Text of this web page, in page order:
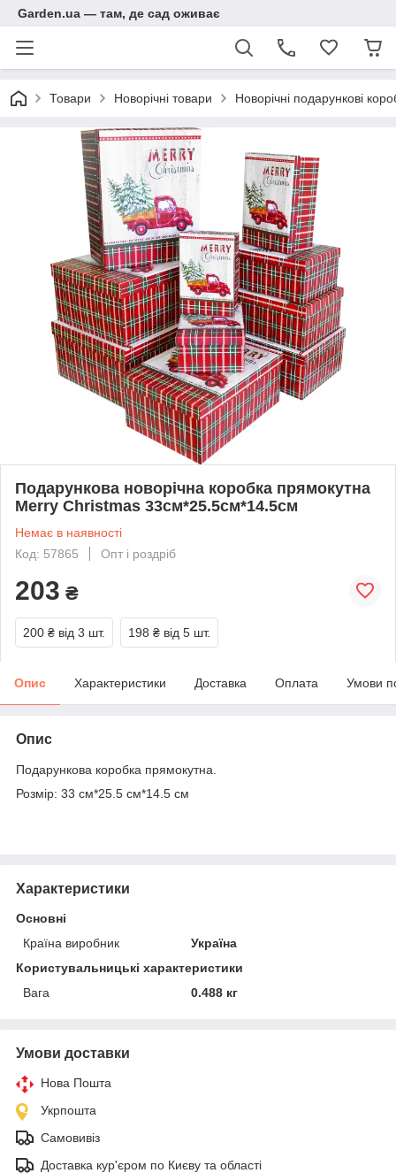
Garden.ua — там, де сад оживає
Товари Новорічні товари Новорічні подарункові
Подарункова новорічна коробка прямокутна
Merry Christmas 33см*25.5см*14.5см
Немає в наявності
Код: 57865
Опт і роздріб
203 ₴
200 ₴ від 3 шт. 198 ₴ від 5 шт.
Опис Характеристики Доставка Оплата Умови
Опис
Подарункова коробка прямокутна.
Розмір: 33 см*25.5 см*14.5 см
Характеристики
Основні
Країна виробник
Україна
Користувальницькі характеристики
Вага
0.488 кг
Умови доставки
Нова Пошта
Укрпошта
Самовивіз
Доставка кур'єром по Києву та області